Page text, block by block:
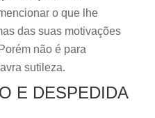
o que lhe
das suas motivações
não é para
sutileza.
E DESPEDIDA